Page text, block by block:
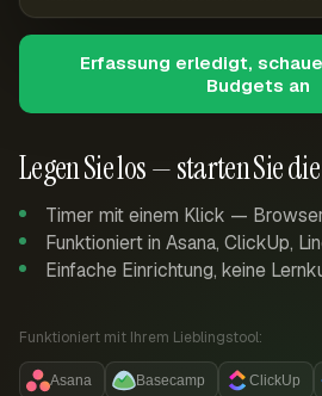
Legen Sie los — starten Sie
Timer mit einem Klick —
Funktioniert in Asana, ClickUp,
Einfache Einrichtung, keine
Funktioniert mit Ihrem Lieblingstool:
Asana Basecamp ClickUp
Erfassung erledigt,
Budgets an